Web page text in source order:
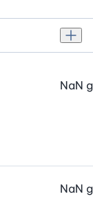
NaN g
NaN g